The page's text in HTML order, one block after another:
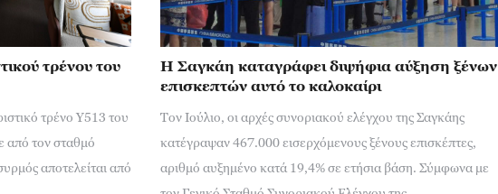
τρένου του
τρένο Y513 του
από τον σταθμό
αποτελείται από
Η Σαγκάη καταγράφει διψήφια αύξηση ξένων
επισκεπτών αυτό το καλοκαίρι
Τον Ιούλιο, οι αρχές συνοριακού ελέγχου της Σαγκάης
κατέγραψαν 467.000 εισερχόμενους ξένους επισκέπτες,
αριθμό αυξημένο κατά 19,4% σε ετήσια βάση. Σύμφωνα με